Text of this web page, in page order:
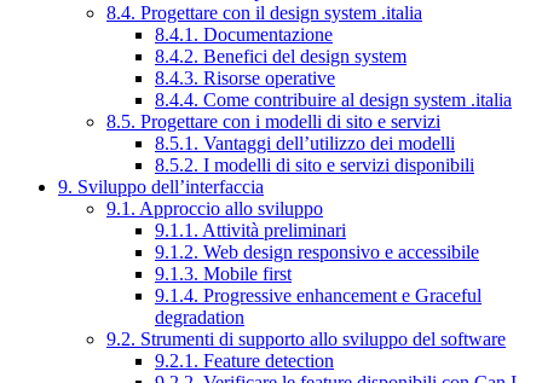
8.4. Progettare con il design system .italia
8.4.1. Documentazione
8.4.2. Benefici del design system
8.4.3. Risorse operative
8.4.4. Come contribuire al design system .italia
8.5. Progettare con i modelli di sito e servizi
8.5.1. Vantaggi dell’utilizzo dei modelli
8.5.2. I modelli di sito e servizi disponibili
9. Sviluppo dell’interfaccia
9.1. Approccio allo sviluppo
9.1.1. Attività preliminari
9.1.2. Web design responsivo e accessibile
9.1.3. Mobile first
9.1.4. Progressive enhancement e Graceful
degradation
9.2. Strumenti di supporto allo sviluppo del software
9.2.1. Feature detection